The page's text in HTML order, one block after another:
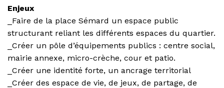
Enjeux
_Faire de la place Sémard un espace public
structurant reliant les différents espaces du quartier.
_Créer un pôle d’équipements publics : centre social,
mairie annexe, micro-crèche, cour et patio.
_Créer une identité forte, un ancrage territorial
_Créer des espace de vie, de jeux, de partage, de